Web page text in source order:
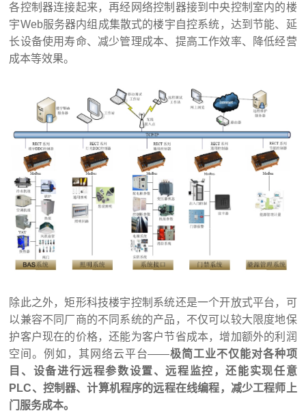
各控制器连接起来，再经网络控制器接到中央控制室内的楼
宇Web服务器内组成集散式的楼宇自控系统，达到节能、延
长设备使用寿命、减少管理成本、提高工作效率、降低经营
成本等效果。
除此之外，矩形科技楼宇控制系统还是一个开放式平台，可
以兼容不同厂商的不同系统的产品，不仅可以较大限度地保
护客户现在的价格，还能为客户节省成本，增加额外的利润
空间。例如，其网络云平台——极简工业不仅能对各种项
目、设备进行远程参数设置、远程监控，还能实现任意
PLC、控制器、计算机程序的远程在线编程，减少工程师上
门服务成本。